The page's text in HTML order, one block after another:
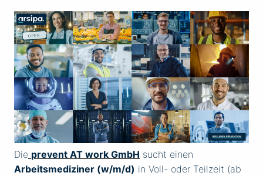
Die prevent AT work GmbH sucht einen
Arbeitsmediziner (w/m/d) in Voll- oder Teilzeit (ab